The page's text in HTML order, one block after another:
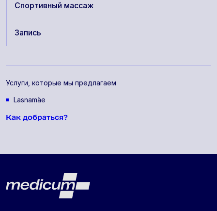
Спортивный массаж
Запись
Услуги, которые мы предлагаем
Lasnamäe
Как добраться?
Lehe jalus